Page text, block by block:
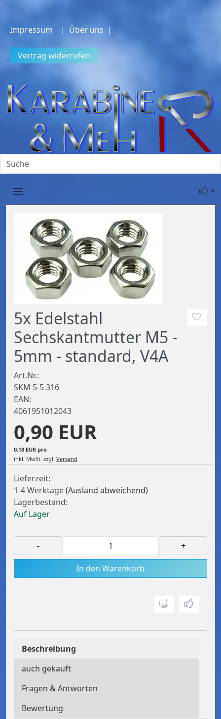
Impressum | Über uns |
Vertrag widerrufen
5x Edelstahl
Sechskantmutter M5 -
5mm - standard, V4A
Art.Nr.:
SKM 5-5 316
EAN:
4061951012043
0,90 EUR
0,18 EUR pro
inkl. MwSt. zzgl. Versand
Lieferzeit:
1-4 Werktage(Ausland abweichend)
Lagerbestand:
Auf Lager
- +
In den Warenkorb
Beschreibung
auch gekauft
Fragen & Antworten
Bewertung